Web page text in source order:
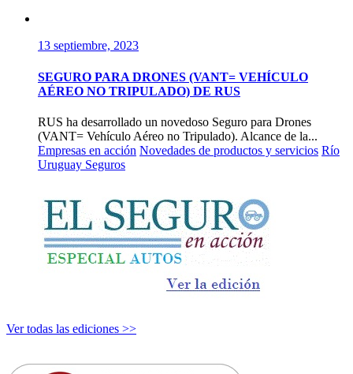
13 septiembre, 2023
SEGURO PARA DRONES (VANT= VEHÍCULO
AÉREO NO TRIPULADO) DE RUS
RUS ha desarrollado un novedoso Seguro para Drones
(VANT= Vehículo Aéreo no Tripulado). Alcance de la...
Empresas en acción Novedades de productos y servicios Río
Uruguay Seguros
Ver todas las ediciones >>